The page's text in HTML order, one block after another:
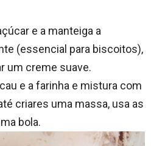
e a manteiga a
(essencial para biscoitos),
um creme suave.
e a farinha e mistura com
criares uma massa, usa as
bola.